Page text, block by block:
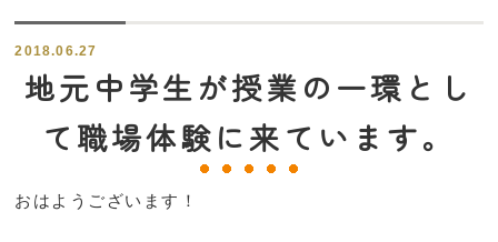
2018.06.27
地元中学生が授業の一環とし
て職場体験に来ています。
おはようございます！